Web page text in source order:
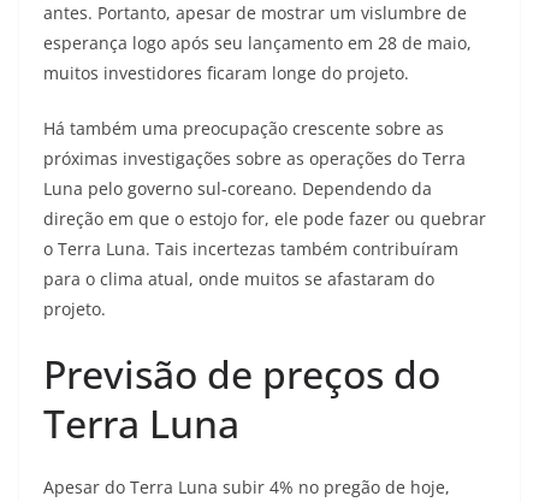
antes. Portanto, apesar de mostrar um vislumbre de
esperança logo após seu lançamento em 28 de maio,
muitos investidores ficaram longe do projeto.
Há também uma preocupação crescente sobre as
próximas investigações sobre as operações do Terra
Luna pelo governo sul-coreano. Dependendo da
direção em que o estojo for, ele pode fazer ou quebrar
o Terra Luna. Tais incertezas também contribuíram
para o clima atual, onde muitos se afastaram do
projeto.
Previsão de preços do
Terra Luna
Apesar do Terra Luna subir 4% no pregão de hoje,